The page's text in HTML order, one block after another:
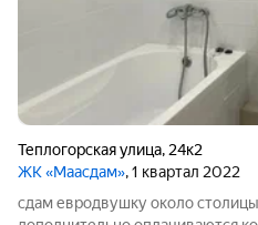
Теплогорская улица, 24к2
ЖК «Маасдам», 1 квартал 2022
сдам евродвушку около